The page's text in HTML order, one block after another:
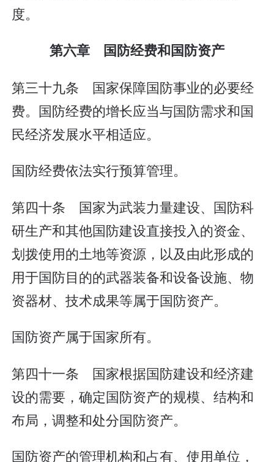
度。
第六章 国防经费和国防资产
第三十九条 国家保障国防事业的必要经
费。国防经费的增长应当与国防需求和国
民经济发展水平相适应。
国防经费依法实行预算管理。
第四十条 国家为武装力量建设、国防科
研生产和其他国防建设直接投入的资金、
划拨使用的土地等资源，以及由此形成的
用于国防目的的武器装备和设备设施、物
资器材、技术成果等属于国防资产。
国防资产属于国家所有。
第四十一条 国家根据国防建设和经济建
设的需要，确定国防资产的规模、结构和
布局，调整和处分国防资产。
国防资产的管理机构和占有、使用单位，